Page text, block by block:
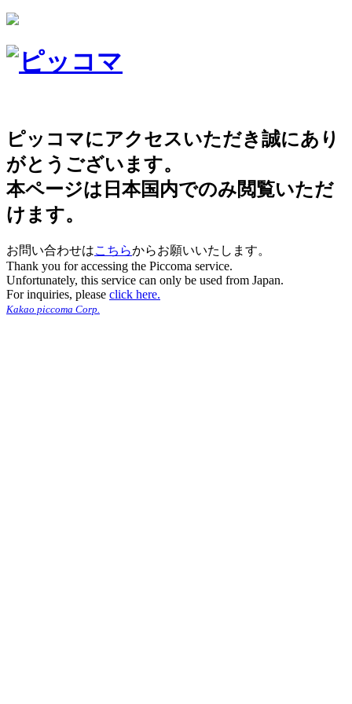
ピッコマにアクセスいただき誠にあり
がとうございます。
本ページは日本国内でのみ閲覧いただ
けます。
お問い合わせはこちらからお願いいたします。
Thank you for accessing the Piccoma service.
Unfortunately, this service can only be used from Japan.
For inquiries, please click here.
Kakao piccoma Corp.